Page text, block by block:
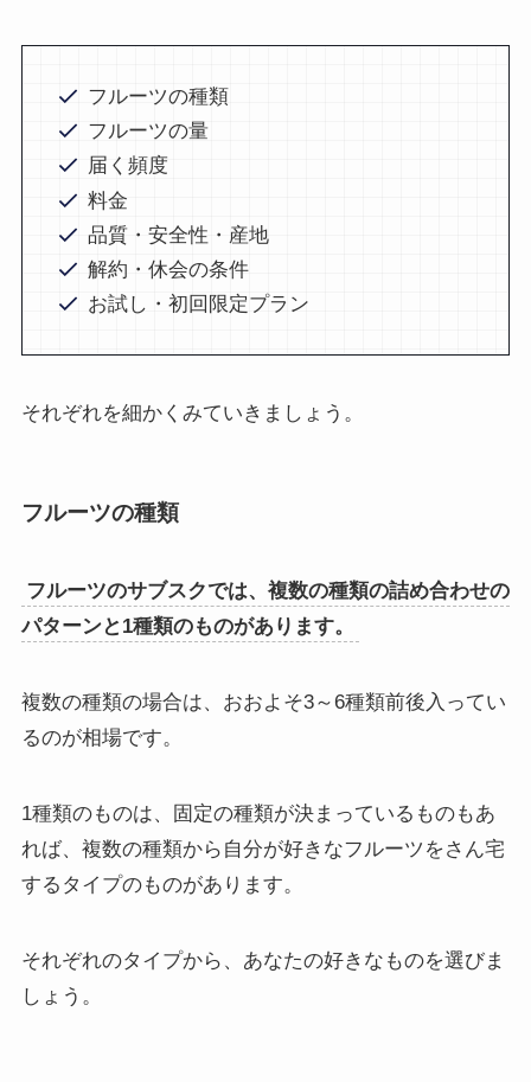
フルーツの種類
フルーツの量
届く頻度
料金
品質・安全性・産地
解約・休会の条件
お試し・初回限定プラン
それぞれを細かくみていきましょう。
フルーツの種類
フルーツのサブスクでは、複数の種類の詰め合わせの
パターンと1種類のものがあります。
複数の種類の場合は、おおよそ3～6種類前後入ってい
るのが相場です。
1種類のものは、固定の種類が決まっているものもあ
れば、複数の種類から自分が好きなフルーツをさん宅
するタイプのものがあります。
それぞれのタイプから、あなたの好きなものを選びま
しょう。